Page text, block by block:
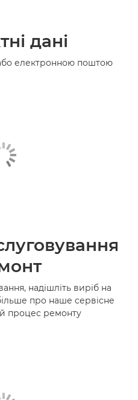
дані
електронною поштою
надішліть виріб на
про наше сервісне
процес ремонту